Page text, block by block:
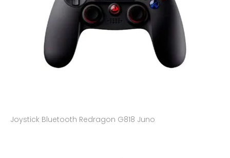
Joystick Bluetooth Redragon G818 Juno